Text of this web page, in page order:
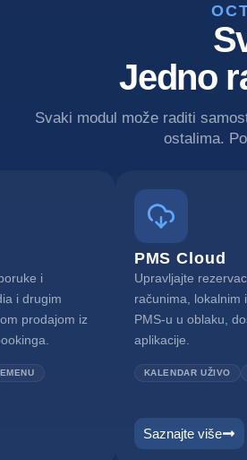
Jedno
Svaki modul može raditi
ostalima.
i
i drugim
prodajom iz
PMS Cloud
Upravljajte
računima, lokalnim
PMS-u u oblaku,
aplikacije.
KALENDAR UŽIVO
Saznajte više